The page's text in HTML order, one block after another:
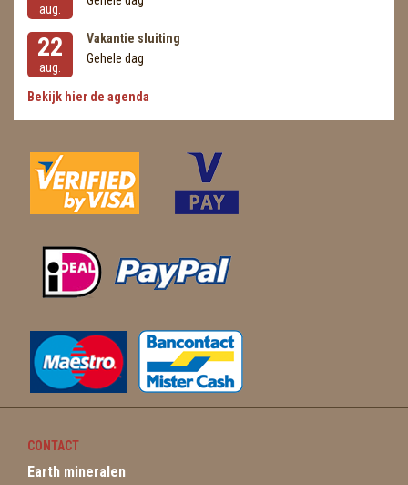
VLINDERS
WIEROOK, OLIE & TOEBEHOREN
ZAKJES WATER ELIXERS
aug.
22
aug.
Vakantie sluiting
Gehele dag
Bekijk hier de agenda
CONTACT
Earth mineralen